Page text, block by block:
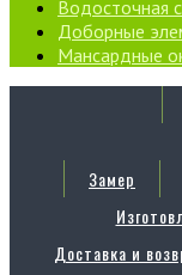
Водосточная
Доборные
Мансардные
Замер
Доставка и